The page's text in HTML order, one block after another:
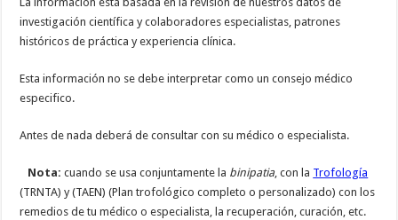
investigación científica y colaboradores especialistas, patrones
históricos de práctica y experiencia clínica.
Esta información no se debe interpretar como un consejo médico
especifico.
Antes de nada deberá de consultar con su médico o especialista.
Nota:cuando se usa conjuntamente la binipatia, con la Trofología
(TRNTA) y (TAEN) (Plan trofológico completo o personalizado) con los
remedios de tu médico o especialista, la recuperación, curación, etc.